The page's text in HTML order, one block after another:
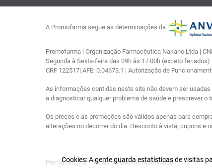
Cookies: A gente guarda estatísticas de visitas
A Promofarma segue as determinações da
Promofarma | Organização Farmacêutica Nakano Ltda |
Segunda à Sexta-feira das 09h às 17:00h (exceto
CRF 122517| AFE: 0.04673.1 | Autorização de
As informações contidas neste site não devem ser
a diagnosticar qualquer problema de saúde e prescrever
Os preços e as promoções são válidos apenas para
alterações no decorrer do dia. Desconto à vista, cupons e
Promofarma © - Todos os direitos reservados.